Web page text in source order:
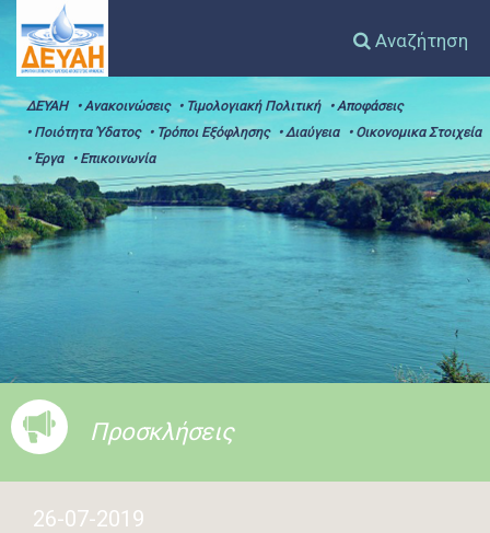
Αναζήτηση
ΔΕΥΑΗ • Ανακοινώσεις • Τιμολογιακή Πολιτική
• Αποφάσεις
• Ποιότητα Ύδατος
• Τρόποι Εξόφλησης • Διαύγεια
• Οικονομικα Στοιχεία
• Έργα
• Επικοινωνία
Προσκλήσεις
26-07-2019